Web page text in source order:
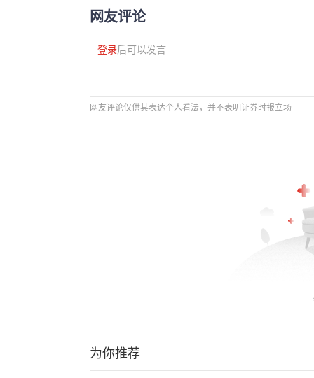
网友评论
登录后可以发言
网友评论仅供其表达个人看法，并不表明证券时报立场
为你推荐